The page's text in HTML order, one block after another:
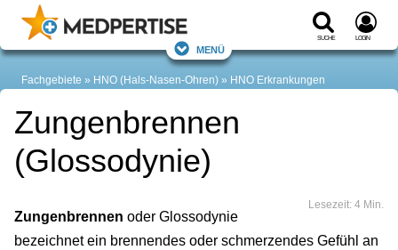
Suche Login
Menü
Fachgebiete HNO (Hals-Nasen-Ohren) HNO Erkrankungen
Zungenbrennen
(Glossodynie)
Lesezeit: 4 Min.
Zungenbrennen oder Glossodynie
bezeichnet ein brennendes oder schmerzendes Gefühl an